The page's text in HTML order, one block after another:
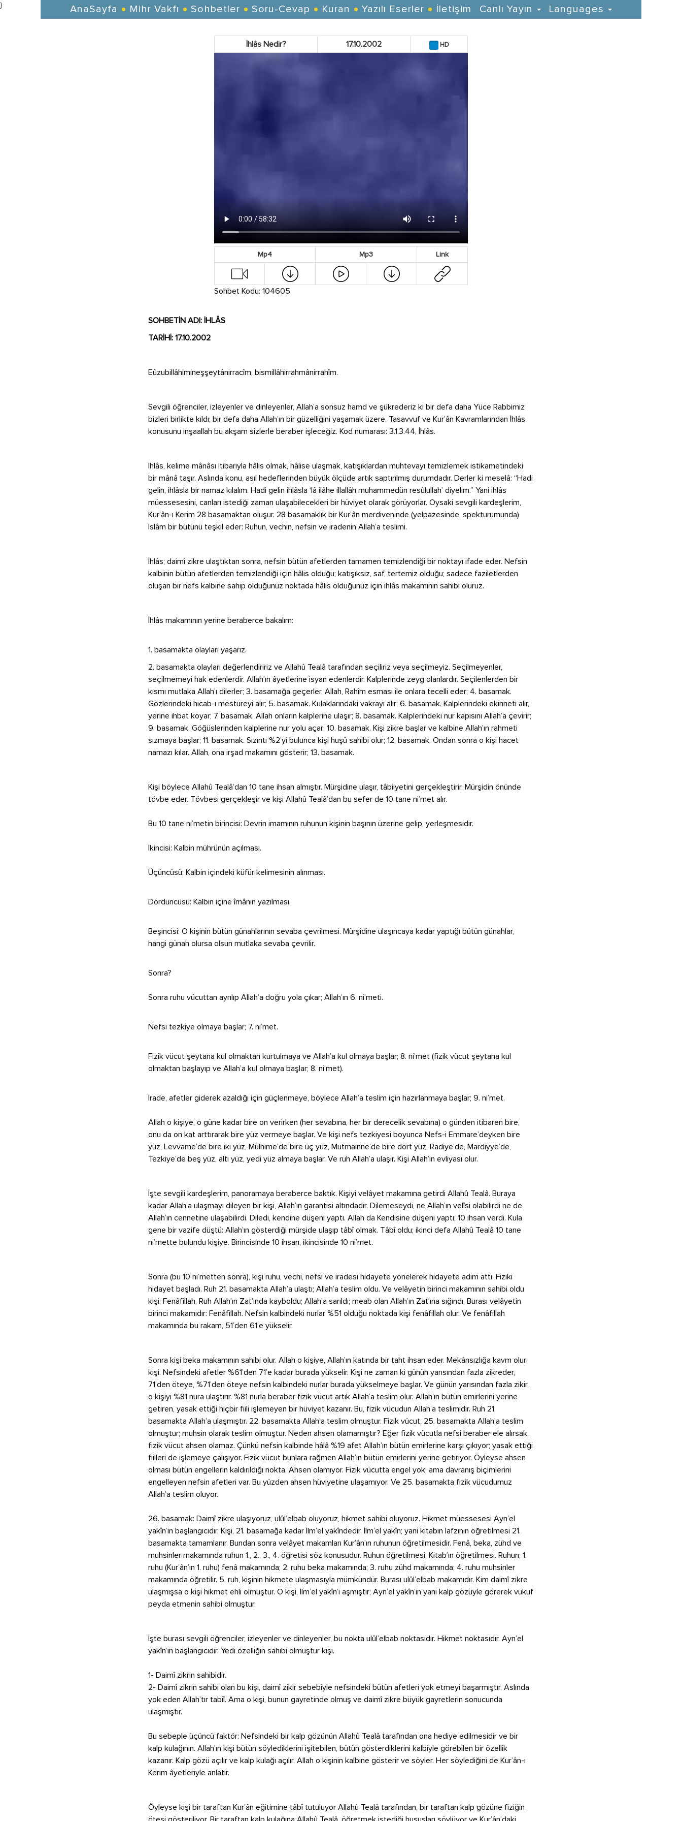
AnaSayfa Mihr Vakfı Sohbetler Soru-Cevap Kuran Yazılı Eserler İletişim Canlı Yayın Languages
}
İhlâs Nedir? 17.10.2002 HD
Mp4 Mp3 Link
Sohbet Kodu: 104605
SOHBETİN ADI: İHLÂS
TARİHİ:17.10.2002
Eûzubillâhimineşşeytânirracîm, bismillâhirrahmânirrahîm.
Sevgili öğrenciler, izleyenler ve dinleyenler, Allah’a sonsuz hamd ve şükrederiz ki bir defa daha Yüce Rabbimiz
bizleri birlikte kıldı; bir defa daha Allah’ın bir güzelliğini yaşamak üzere. Tasavvuf ve Kur’ân Kavramlarından İhlâs
konusunu inşaallah bu akşam sizlerle beraber işleceğiz. Kod numarası: 3.1.3.44, İhlâs.
İhlâs, kelime mânâsı itibarıyla hâlis olmak, hâlise ulaşmak, katışıklardan muhtevayı temizlemek istikametindeki
bir mânâ taşır. Aslında konu, asıl hedeflerinden büyük ölçüde artık saptırılmış durumdadır. Derler ki meselâ: “Hadi
gelin, ihlâsla bir namaz kılalım. Hadi gelin ihlâsla ‘lâ ilâhe illallâh muhammedün resûlullah’ diyelim.” Yani ihlâs
müessesesini, canları istediği zaman ulaşabilecekleri bir hüviyet olarak görüyorlar. Oysaki sevgili kardeşlerim,
Kur’ân-ı Kerim 28 basamaktan oluşur. 28 basamaklık bir Kur’ân merdiveninde (yelpazesinde, spekturumunda)
İslâm bir bütünü teşkil eder: Ruhun, vechin, nefsin ve iradenin Allah’a teslimi.
İhlâs; daimî zikre ulaştıktan sonra, nefsin bütün afetlerden tamamen temizlendiği bir noktayı ifade eder. Nefsin
kalbinin bütün afetlerden temizlendiği için hâlis olduğu; katışıksız, saf, tertemiz olduğu; sadece faziletlerden
oluşan bir nefs kalbine sahip olduğunuz noktada hâlis olduğunuz için ihlâs makamının sahibi oluruz.
İhlâs makamının yerine beraberce bakalım:
1. basamakta olayları yaşarız.
2. basamakta olayları değerlendiririz ve Allahû Tealâ tarafından seçiliriz veya seçilmeyiz. Seçilmeyenler,
seçilmemeyi hak edenlerdir. Allah’ın âyetlerine isyan edenlerdir. Kalplerinde zeyg olanlardır. Seçilenlerden bir
kısmı mutlaka Allah’ı dilerler; 3. basamağa geçerler. Allah, Rahîm esması ile onlara tecelli eder; 4. basamak.
Gözlerindeki hicab-ı mestureyi alır; 5. basamak. Kulaklarındaki vakrayı alır; 6. basamak. Kalplerindeki ekinneti alır,
yerine ihbat koyar; 7. basamak. Allah onların kalplerine ulaşır; 8. basamak. Kalplerindeki nur kapısını Allah’a çevirir;
9. basamak. Göğüslerinden kalplerine nur yolu açar; 10. basamak. Kişi zikre başlar ve kalbine Allah’ın rahmeti
sızmaya başlar; 11. basamak. Sızıntı %2’yi bulunca kişi huşû sahibi olur; 12. basamak. Ondan sonra o kişi hacet
namazı kılar. Allah, ona irşad makamını gösterir; 13. basamak.
Kişi böylece Allahû Tealâ’dan 10 tane ihsan almıştır. Mürşidine ulaşır, tâbiiyetini gerçekleştirir. Mürşidin önünde
tövbe eder. Tövbesi gerçekleşir ve kişi Allahû Tealâ’dan bu sefer de 10 tane ni’met alır.
Bu 10 tane ni’metin birincisi: Devrin imamının ruhunun kişinin başının üzerine gelip, yerleşmesidir.
İkincisi: Kalbin mührünün açılması.
Üçüncüsü: Kalbin içindeki küfür kelimesinin alınması.
Dördüncüsü: Kalbin içine îmânın yazılması.
Beşincisi: O kişinin bütün günahlarının sevaba çevrilmesi. Mürşidine ulaşıncaya kadar yaptığı bütün günahlar,
hangi günah olursa olsun mutlaka sevaba çevrilir.
Sonra?
Sonra ruhu vücuttan ayrılıp Allah’a doğru yola çıkar; Allah’ın 6. ni’meti.
Nefsi tezkiye olmaya başlar; 7. ni’met.
Fizik vücut şeytana kul olmaktan kurtulmaya ve Allah’a kul olmaya başlar; 8. ni’met (fizik vücut şeytana kul
olmaktan başlayıp ve Allah’a kul olmaya başlar; 8. ni’met).
İrade, afetler giderek azaldığı için güçlenmeye, böylece Allah’a teslim için hazırlanmaya başlar; 9. ni’met.
Allah o kişiye, o güne kadar bire on verirken (her sevabına, her bir derecelik sevabına) o günden itibaren bire,
onu da on kat arttırarak bire yüz vermeye başlar. Ve kişi nefs tezkiyesi boyunca Nefs-i Emmare’deyken bire
yüz, Levvame’de bire iki yüz, Mülhime’de bire üç yüz, Mutmainne’de bire dört yüz, Radiye’de, Mardiyye’de,
Tezkiye’de beş yüz, altı yüz, yedi yüz almaya başlar. Ve ruh Allah’a ulaşır. Kişi Allah’ın evliyası olur.
İşte sevgili kardeşlerim, panoramaya beraberce baktık. Kişiyi velâyet makamına getirdi Allahû Tealâ. Buraya
kadar Allah’a ulaşmayı dileyen bir kişi, Allah’ın garantisi altındadır. Dilemeseydi, ne Allah’ın velîsi olabilirdi ne de
Allah’ın cennetine ulaşabilirdi. Diledi, kendine düşeni yaptı. Allah da Kendisine düşeni yaptı; 10 ihsan verdi. Kula
gene bir vazife düştü: Allah’ın gösterdiği mürşide ulaşıp tâbî olmak. Tâbî oldu; ikinci defa Allahû Tealâ 10 tane
ni’mette bulundu kişiye. Birincisinde 10 ihsan, ikincisinde 10 ni’met.
Sonra (bu 10 ni’metten sonra), kişi ruhu, vechi, nefsi ve iradesi hidayete yönelerek hidayete adım attı. Fiziki
hidayet başladı. Ruh 21. basamakta Allah’a ulaştı; Allah’a teslim oldu. Ve velâyetin birinci makamının sahibi oldu
kişi: Fenâfillah. Ruh Allah’ın Zat’ında kayboldu; Allah’a sarıldı; meab olan Allah’ın Zat’ına sığındı. Burası velâyetin
birinci makamıdır: Fenâfillah. Nefsin kalbindeki nurlar %51 olduğu noktada kişi fenâfillah olur. Ve fenâfillah
makamında bu rakam, 51’den 61’e yükselir.
Sonra kişi beka makamının sahibi olur. Allah o kişiye, Allah’ın katında bir taht ihsan eder. Mekânsızlığa kavm olur
kişi. Nefsindeki afetler %61’den 71’e kadar burada yükselir. Kişi ne zaman ki günün yarısından fazla zikreder,
71’den öteye, %71’den öteye nefsin kalbindeki nurlar burada yükselmeye başlar. Ve günün yarısından fazla zikir,
o kişiyi %81 nura ulaştırır. %81 nurla beraber fizik vücut artık Allah’a teslim olur. Allah’ın bütün emirlerini yerine
getiren, yasak ettiği hiçbir fiili işlemeyen bir hüviyet kazanır. Bu, fizik vücudun Allah’a teslimidir. Ruh 21.
basamakta Allah’a ulaşmıştır. 22. basamakta Allah’a teslim olmuştur. Fizik vücut, 25. basamakta Allah’a teslim
olmuştur; muhsin olarak teslim olmuştur. Neden ahsen olamamıştır? Eğer fizik vücutla nefsi beraber ele alırsak,
fizik vücut ahsen olamaz. Çünkü nefsin kalbinde hâlâ %19 afet Allah’ın bütün emirlerine karşı çıkıyor; yasak ettiği
fiilleri de işlemeye çalışıyor. Fizik vücut bunlara rağmen Allah’ın bütün emirlerini yerine getiriyor. Öyleyse ahsen
olması bütün engellerin kaldırıldığı nokta. Ahsen olamıyor. Fizik vücutta engel yok; ama davranış biçimlerini
engelleyen nefsin afetleri var. Bu yüzden ahsen hüviyetine ulaşamıyor. Ve 25. basamakta fizik vücudumuz
Allah’a teslim oluyor.
26. basamak: Daimî zikre ulaşıyoruz, ulûl’elbab oluyoruz, hikmet sahibi oluyoruz. Hikmet müessesesi Ayn’el
yakîn’in başlangıcıdır. Kişi, 21. basamağa kadar İlm’el yakîndedir. İlm’el yakîn; yani kitabın lafzının öğretilmesi 21.
basamakta tamamlanır. Bundan sonra velâyet makamları Kur’ân’ın ruhunun öğretilmesidir. Fenâ, beka, zühd ve
muhsinler makamında ruhun 1., 2., 3., 4. öğretisi söz konusudur. Ruhun öğretilmesi, Kitab’ın öğretilmesi. Ruhun; 1.
ruhu (Kur’ân’ın 1. ruhu) fenâ makamında; 2. ruhu beka makamında; 3. ruhu zühd makamında; 4. ruhu muhsinler
makamında öğretilir. 5. ruh, kişinin hikmete ulaşmasıyla mümkündür. Burası ulûl’elbab makamıdır. Kim daimî zikre
ulaşmışsa o kişi hikmet ehli olmuştur. O kişi, İlm’el yakîn’i aşmıştır; Ayn’el yakîn’in yani kalp gözüyle görerek vukuf
peyda etmenin sahibi olmuştur.
İşte burası sevgili öğrenciler, izleyenler ve dinleyenler, bu nokta ulûl’elbab noktasıdır. Hikmet noktasıdır. Ayn’el
yakîn’in başlangıcıdır. Yedi özelliğin sahibi olmuştur kişi.
1- Daimî zikrin sahibidir.
2- Daimî zikrin sahibi olan bu kişi, daimî zikir sebebiyle nefsindeki bütün afetleri yok etmeyi başarmıştır. Aslında
yok eden Allah’tır tabiî. Ama o kişi, bunun gayretinde olmuş ve daimî zikre büyük gayretlerin sonucunda
ulaşmıştır.
Bu sebeple üçüncü faktör: Nefsindeki bir kalp gözünün Allahû Tealâ tarafından ona hediye edilmesidir ve bir
kalp kulağının. Allah’ın kişi bütün söylediklerini işitebilen, bütün gösterdiklerini kalbiyle görebilen bir özellik
kazanır. Kalp gözü açılır ve kalp kulağı açılır. Allah o kişinin kalbine gösterir ve söyler. Her söylediğini de Kur’ân-ı
Kerim âyetleriyle anlatır.
Öyleyse kişi bir taraftan Kur’ân eğitimine tâbî tutuluyor Allahû Tealâ tarafından, bir taraftan kalp gözüne fiziğin